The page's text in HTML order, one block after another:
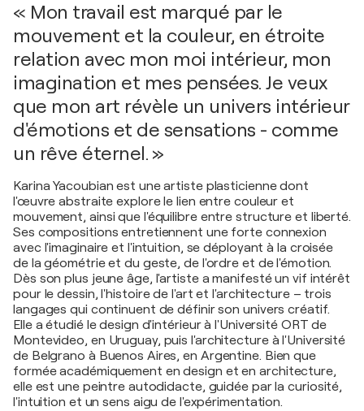
« Mon travail est marqué par le
mouvement et la couleur, en étroite
relation avec mon moi intérieur, mon
imagination et mes pensées. Je veux
que mon art révèle un univers intérieur
d'émotions et de sensations - comme
un rêve éternel. »
Karina Yacoubian est une artiste plasticienne dont
l'œuvre abstraite explore le lien entre couleur et
mouvement, ainsi que l'équilibre entre structure et liberté.
Ses compositions entretiennent une forte connexion
avec l'imaginaire et l'intuition, se déployant à la croisée
de la géométrie et du geste, de l'ordre et de l'émotion.
Dès son plus jeune âge, l'artiste a manifesté un vif intérêt
pour le dessin, l'histoire de l'art et l'architecture – trois
langages qui continuent de définir son univers créatif.
Elle a étudié le design d'intérieur à l'Université ORT de
Montevideo, en Uruguay, puis l'architecture à l'Université
de Belgrano à Buenos Aires, en Argentine. Bien que
formée académiquement en design et en architecture,
elle est une peintre autodidacte, guidée par la curiosité,
l'intuition et un sens aigu de l'expérimentation.